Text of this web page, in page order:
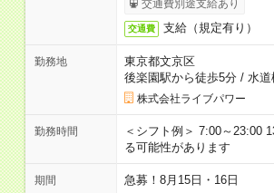
交通費別途支給あり
交通費 支給（規定有り）
勤務地
東京都文京区
後楽園駅から徒歩5分/ 水道
株式会社ライブパワー
勤務時間
＜シフト例＞ 7:00～23:00
る可能性があります
期間 急募！8月15日・16日